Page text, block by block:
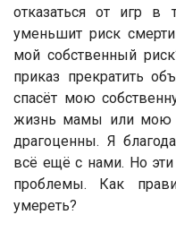
отказаться от игр в
уменьшит риск
мой собственный
приказ прекратить
спасёт мою
жизнь мамы или мою
драгоценны. Я
всё ещё с нами. Но
проблемы. Как
умереть?